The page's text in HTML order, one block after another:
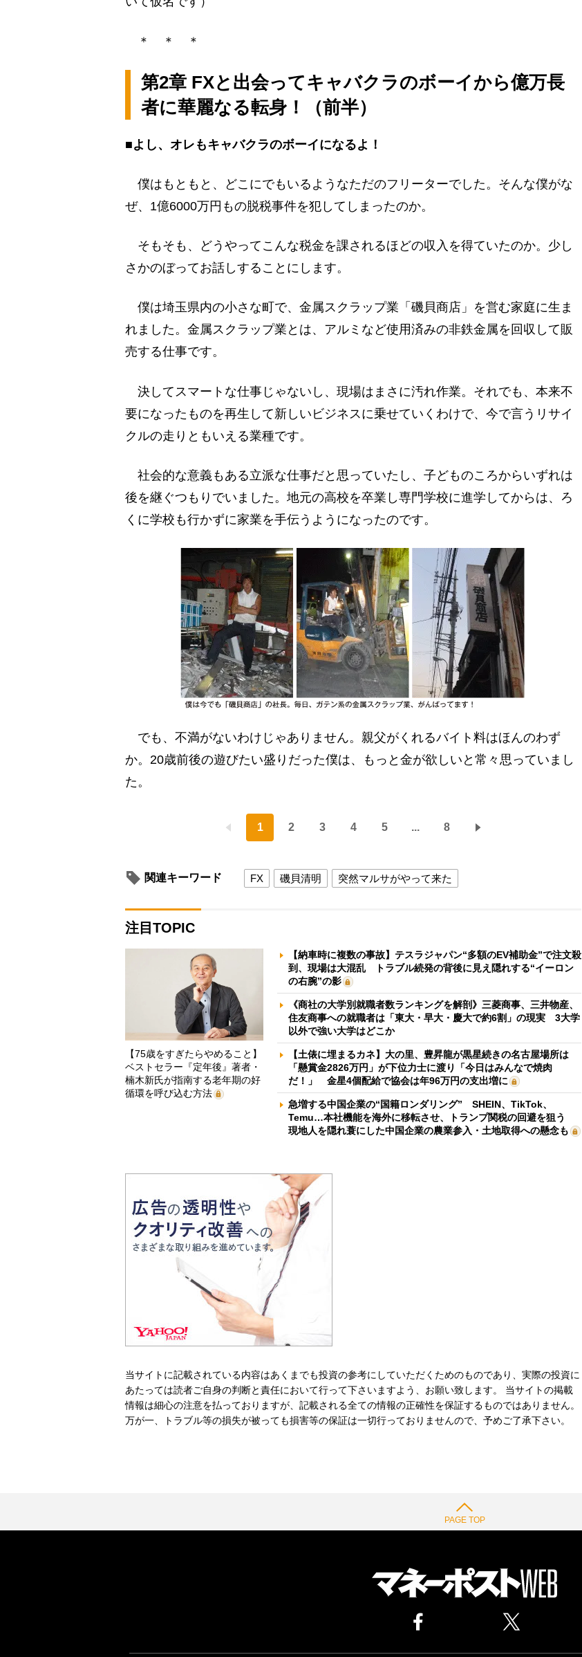
＊ ＊ ＊
第2章 FXと出会ってキャバクラのボーイから億万長
者に華麗なる転身！（前半）
■よし、オレもキャバクラのボーイになるよ！
僕はもともと、どこにでもいるようなただのフリーターでした。そんな僕がな
ぜ、1億6000万円もの脱税事件を犯してしまったのか。
そもそも、どうやってこんな税金を課されるほどの収入を得ていたのか。少し
さかのぼってお話しすることにします。
僕は埼玉県内の小さな町で、金属スクラップ業「磯貝商店」を営む家庭に生ま
れました。金属スクラップ業とは、アルミなど使用済みの非鉄金属を回収して販
売する仕事です。
決してスマートな仕事じゃないし、現場はまさに汚れ作業。それでも、本来不
要になったものを再生して新しいビジネスに乗せていくわけで、今で言うリサイ
クルの走りともいえる業種です。
社会的な意義もある立派な仕事だと思っていたし、子どものころからいずれは
後を継ぐつもりでいました。地元の高校を卒業し専門学校に進学してからは、ろ
くに学校も行かずに家業を手伝うようになったのです。
でも、不満がないわけじゃありません。親父がくれるバイト料はほんのわず
か。20歳前後の遊びたい盛りだった僕は、もっと金が欲しいと常々思っていまし
た。
1 2 3 4 5 ... 8
関連キーワード FX 磯貝清明 突然マルサがやって来た
注目TOPIC
【75歳をすぎたらやめること】
ベストセラー『定年後』著者・
楠木新氏が指南する老年期の好
循環を呼び込む方法
【納車時に複数の事故】テスラジャパン“多額のEV補助金”で注文殺
到、現場は大混乱 トラブル続発の背後に見え隠れする“イーロン
の右腕”の影
《商社の大学別就職者数ランキングを解剖》三菱商事、三井物産、
住友商事への就職者は「東大・早大・慶大で約6割」の現実 3大学
以外で強い大学はどこか
【土俵に埋まるカネ】大の里、豊昇龍が黒星続きの名古屋場所は
「懸賞金2826万円」が下位力士に渡り「今日はみんなで焼肉
だ！」 金星4個配給で協会は年96万円の支出増に
急増する中国企業の“国籍ロンダリング” SHEIN、TikTok、
Temu…本社機能を海外に移転させ、トランプ関税の回避を狙う
現地人を隠れ蓑にした中国企業の農業参入・土地取得への懸念も
当サイトに記載されている内容はあくまでも投資の参考にしていただくためのものであり、実際の投資に
あたっては読者ご自身の判断と責任において行って下さいますよう、お願い致します。 当サイトの掲載
情報は細心の注意を払っておりますが、記載される全ての情報の正確性を保証するものではありません。
万が一、トラブル等の損失が被っても損害等の保証は一切行っておりませんので、予めご了承下さい。
PAGE TOP